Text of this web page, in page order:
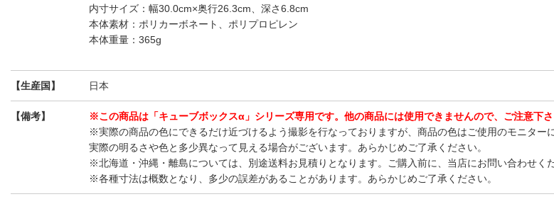
内寸サイズ：幅30.0cm×奥行26.3cm、深さ6.8cm
本体素材：ポリカーボネート、ポリプロピレン
本体重量：365g
【生産国】 日本
【備考】
※この商品は「キューブボックスα」シリーズ専用です。他の商品には使用できませんので、ご注意下
※実際の商品の色にできるだけ近づけるよう撮影を行なっておりますが、商品の色はご使用のモニター
実際の明るさや色と多少異なって見える場合がございます。あらかじめご了承ください。
※北海道・沖縄・離島については、別途送料お見積りとなります。ご購入前に、当店にお問い合わせく
※各種寸法は概数となり、多少の誤差があることがあります。あらかじめご了承ください。